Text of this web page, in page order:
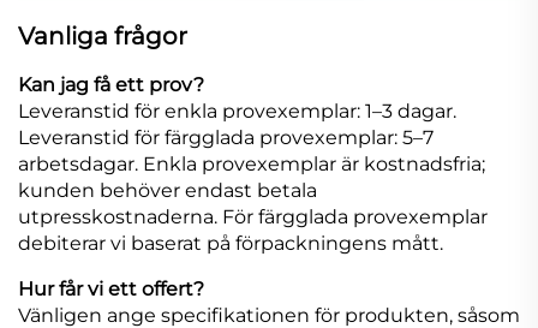
Vanliga frågor
Kan jag få ett prov?
Leveranstid för enkla provexemplar: 1–3 dagar.
Leveranstid för färgglada provexemplar: 5–7
arbetsdagar. Enkla provexemplar är kostnadsfria;
kunden behöver endast betala
utpresskostnaderna. För färgglada provexemplar
debiterar vi baserat på förpackningens mått.
Hur får vi ett offert?
Vänligen ange specifikationen för produkten, såsom